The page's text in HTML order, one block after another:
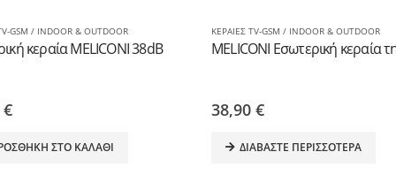
GSM / INDOOR & OUTDOOR
κεραία MELICONI 38dB
€
ΣΤΟ ΚΑΛΆΘΙ
ΚΕΡΑΙΕΣ TV-GSM / INDOOR & OUTDOOR
38,90 €
ΔΙΑΒΆΣΤΕ ΠΕΡΙΣΣΌΤΕΡΑ